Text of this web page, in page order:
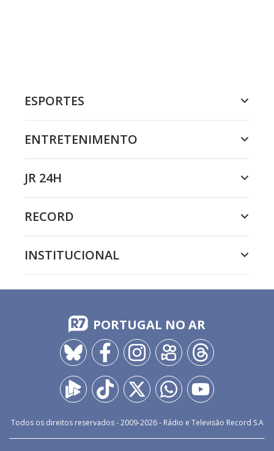
ESPORTES
ENTRETENIMENTO
JR 24H
RECORD
INSTITUCIONAL
PORTUGAL NO AR
Todos os direitos reservados - 2009-2026- Rádio e Televisão Record S.A